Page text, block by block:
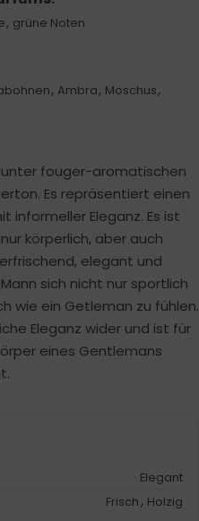
, grüne Noten
, Ambra, Moschus,
unter fouger-aromatischen
Es repräsentiert einen
informeller Eleganz. Es ist
körperlich, aber auch
elegant und
sich nicht nur sportlich
wie ein Getleman zu fühlen.
Eleganz wider und ist für
eines Gentlemans
Elegant
Frisch , Holzig